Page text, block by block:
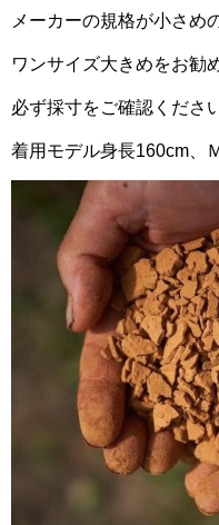
メーカーの規格が小さめ
ワンサイズ大きめをお勧
必ず採寸をご確認くださ
着用モデル身長160cm、